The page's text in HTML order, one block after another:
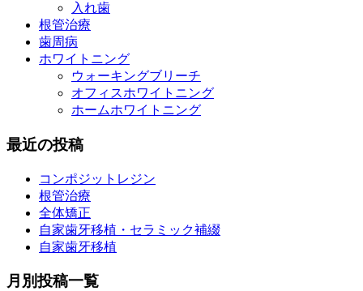
入れ歯
根管治療
歯周病
ホワイトニング
ウォーキングブリーチ
オフィスホワイトニング
ホームホワイトニング
最近の投稿
コンポジットレジン
根管治療
全体矯正
自家歯牙移植・セラミック補綴
自家歯牙移植
月別投稿一覧